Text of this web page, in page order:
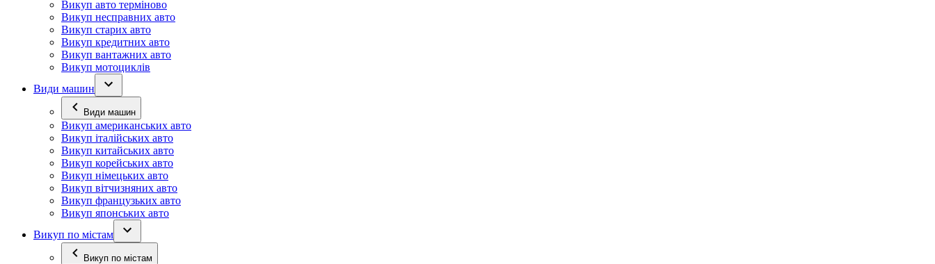
Викуп авто терміново
Викуп несправних авто
Викуп старих авто
Викуп кредитних авто
Викуп вантажних авто
Викуп мотоциклів
Види машин
Види машин
Викуп американських авто
Викуп італійських авто
Викуп китайських авто
Викуп корейських авто
Викуп німецьких авто
Викуп вітчизняних авто
Викуп французьких авто
Викуп японських авто
Викуп по містам
Викуп по містам